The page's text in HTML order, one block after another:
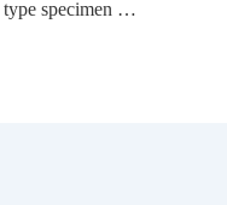
type specimen …